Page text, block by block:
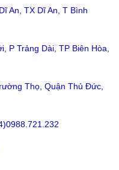
An, TX Dĩ An, T Bình
P Trảng Dài, TP Biên Hòa,
Thọ, Quận Thủ Đức,